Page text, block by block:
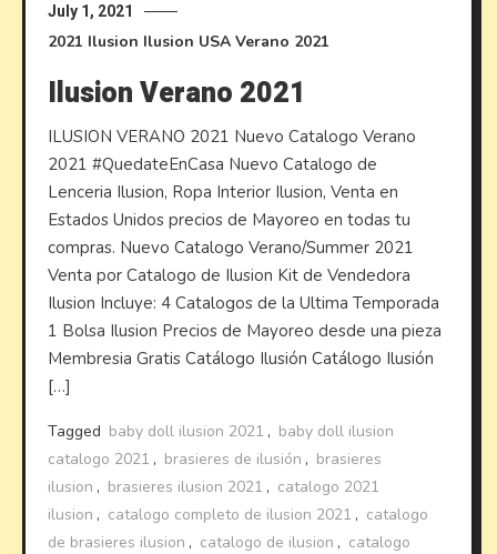
July 1, 2021
2021 Ilusion Ilusion USA Verano 2021
Ilusion Verano 2021
ILUSION VERANO 2021 Nuevo Catalogo Verano
2021 #QuedateEnCasa Nuevo Catalogo de
Lenceria Ilusion, Ropa Interior Ilusion, Venta en
Estados Unidos precios de Mayoreo en todas tu
compras. Nuevo Catalogo Verano/Summer 2021
Venta por Catalogo de Ilusion Kit de Vendedora
Ilusion Incluye: 4 Catalogos de la Ultima Temporada
1 Bolsa Ilusion Precios de Mayoreo desde una pieza
Membresia Gratis Catálogo Ilusión Catálogo Ilusión
[…]
Tagged baby doll ilusion 2021 , baby doll ilusion
catalogo 2021 , brasieres de ilusión , brasieres
ilusion , brasieres ilusion 2021 , catalogo 2021
ilusion , catalogo completo de ilusion 2021 , catalogo
de brasieres ilusion , catalogo de ilusion , catalogo